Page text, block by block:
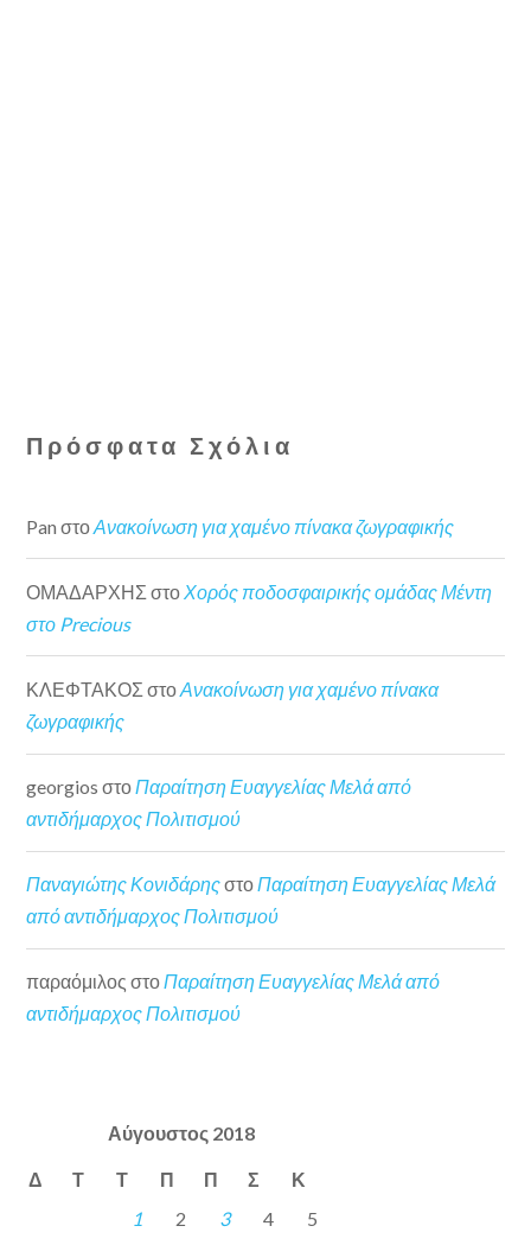
Πρόσφατα Σχόλια
Pan στοΑνακοίνωση για χαμένο πίνακα ζωγραφικής
ΟΜΑΔΑΡΧΗΣ στο Χορός ποδοσφαιρικής ομάδας Μέντη
στο Precious
ΚΛΕΦΤΑΚΟΣ στοΑνακοίνωση για χαμένο πίνακα
ζωγραφικής
georgios στοΠαραίτηση Ευαγγελίας Μελά από
αντιδήμαρχος Πολιτισμού
Παναγιώτης ΚονιδάρηςστοΠαραίτηση Ευαγγελίας Μελά
από αντιδήμαρχος Πολιτισμού
παραόμιλος στοΠαραίτηση Ευαγγελίας Μελά από
αντιδήμαρχος Πολιτισμού
Αύγουστος 2018
Δ Τ Τ Π Π Σ Κ
1 2 3 4
5